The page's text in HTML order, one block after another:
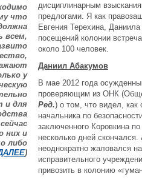
что
всем,
у
и для
них и
либо
)
дисциплинарным
предлогами. Я как
Евгения Терехина,
посещений колонии
около 100 человек.
Даниил Абакумов
В мае 2012 года
проверяющим из ОНК
Ред.) о том, что видел, как
начальника по
заключенного Коровкина
несколько дней
неоднократно жаловался
исправительного
привозить в колонию